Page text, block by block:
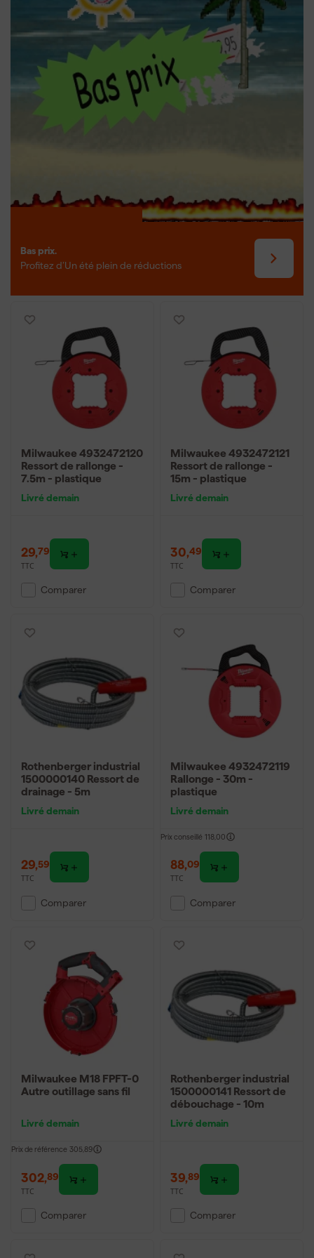
traction en plastique est léger et durable, garantissant une plus
longue durée de vie et un entretien facile.
Bas prix.
Profitez d’Un été plein de réductions
Milwaukee 4932472120
Ressort de rallonge -
7.5m - plastique
Livré demain
29,79
TTC
Comparer
Milwaukee 4932472121
Ressort de rallonge -
15m - plastique
Livré demain
30,49
TTC
Comparer
Rothenberger industrial
1500000140 Ressort de
drainage - 5m
Livré demain
29,59
TTC
Comparer
Milwaukee 4932472119
Rallonge - 30m -
plastique
Livré demain
Prix conseillé 118,00
88,09
TTC
Comparer
Milwaukee M18 FPFT-0
Autre outillage sans fil
Livré demain
Prix de référence 305,89
302,89
TTC
Comparer
Rothenberger industrial
1500000141 Ressort de
débouchage - 10m
Livré demain
39,89
TTC
Comparer